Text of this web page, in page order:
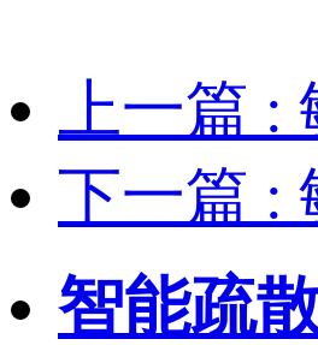
上一篇 :
下一篇 :
智能疏